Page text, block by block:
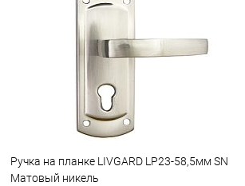
Купить в 1 клик
В наличии
Ручка на планке LIVGARD LP23-58,5мм SN
Матовый никель